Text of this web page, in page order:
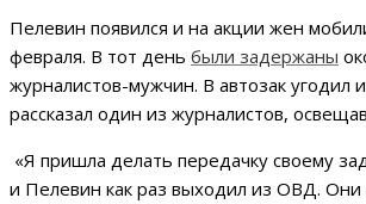
Пелевин появился и на акции жен
февраля. В тот день были задержаны
журналистов-мужчин. В автозак угодил
рассказал один из журналистов,
«Я пришла делать передачку своему
и Пелевин как раз выходил из ОВД. Они